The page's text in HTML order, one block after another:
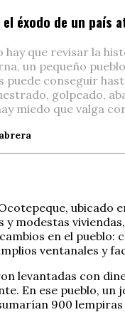
éxodo de un país
que revisar la
un pequeño
conseguir
golpeado,
miedo que valga
y modestas
en el
ventanales y
levantadas con
En ese pueblo,
900